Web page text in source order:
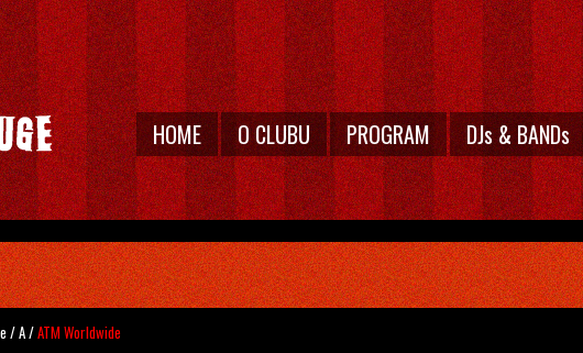
HOME O CLUBU PROGRAM DJs & BANDs
/A/ATM Worldwide